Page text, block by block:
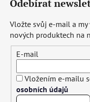
Odebírat
Vložte svůj e-mail a
nových produktech na
E-mail
Vložením e-mailu
osobních údajů